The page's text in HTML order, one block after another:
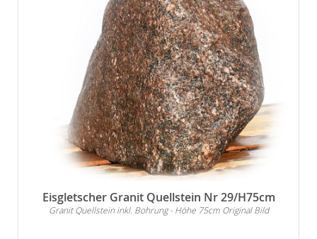
Eisgletscher Granit Quellstein Nr 29/H75cm
Granit Quellstein inkl. Bohrung - Höhe 75cm Original Bild